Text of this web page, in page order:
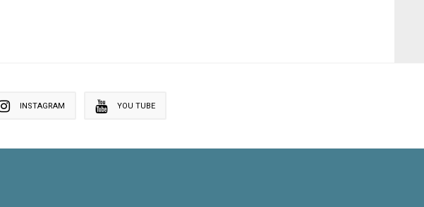
INSTAGRAM YOU TUBE